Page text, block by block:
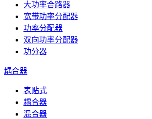
大功率合路器
宽带功率分配器
功率分配器
双向功率分配器
功分器
耦合器
表贴式
耦合器
混合器